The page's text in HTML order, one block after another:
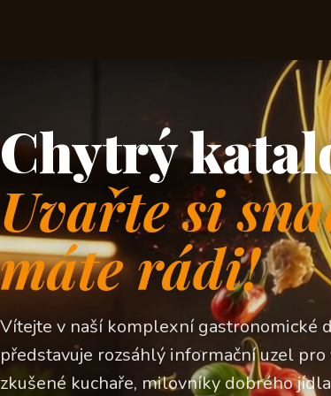
Chytrý
Uvařte si
máte rádi!
Vítejte v naší komplexní gastronomické
představuje rozsáhlý informační uzel pro
zkušené kuchaře, milovníky dobrého